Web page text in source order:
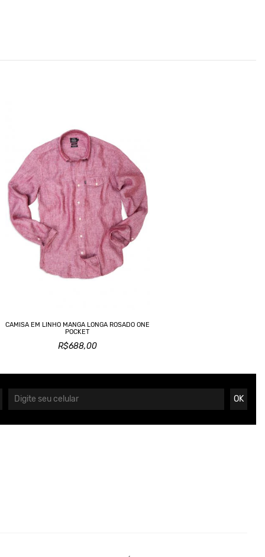
CAMISA EM LINHO MANGA LONGA ROSADO ONE
POCKET
R$688,00
OK